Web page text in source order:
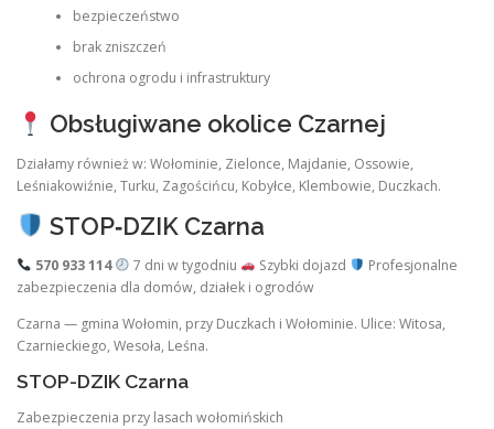
bezpieczeństwo
brak zniszczeń
ochrona ogrodu i infrastruktury
Obsługiwane okolice Czarnej
Działamy również w: Wołominie, Zielonce, Majdanie, Ossowie,
Leśniakowiźnie, Turku, Zagościńcu, Kobyłce, Klembowie, Duczkach.
STOP‑DZIK Czarna
570 933 114 7 dni w tygodniu Szybki dojazd
Profesjonalne
zabezpieczenia dla domów, działek i ogrodów
Czarna — gmina Wołomin, przy Duczkach i Wołominie. Ulice: Witosa,
Czarnieckiego, Wesoła, Leśna.
STOP-DZIK Czarna
Zabezpieczenia przy lasach wołomińskich